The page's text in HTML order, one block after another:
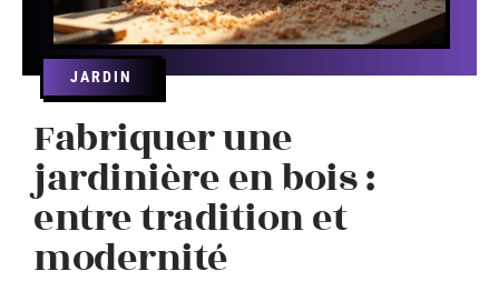
JARDIN
Fabriquer une
jardinière en bois :
entre tradition et
modernité